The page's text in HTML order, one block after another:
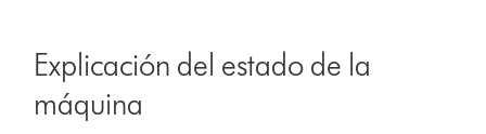
Explicación del estado de la
máquina